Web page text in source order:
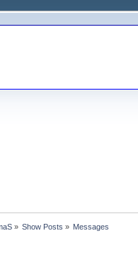
» Show Posts » Messages